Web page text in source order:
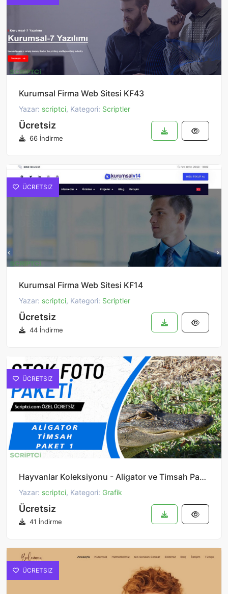
Kurumsal Firma Web Sitesi KF43
Yazar: scriptci, Kategori: Scriptler
Ücretsiz
66 İndirme
ÜCRETSIZ
Kurumsal Firma Web Sitesi KF14
Yazar: scriptci, Kategori: Scriptler
Ücretsiz
44 İndirme
ÜCRETSIZ
Hayvanlar Koleksiyonu - Aligator ve Timsah Paketi 1
Yazar: scriptci, Kategori: Grafik
Ücretsiz
41 İndirme
ÜCRETSIZ